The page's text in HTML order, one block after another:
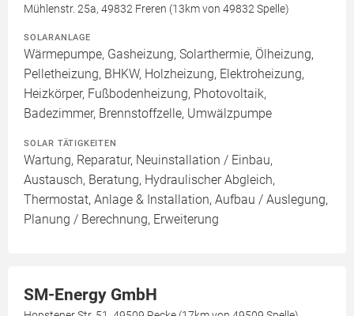
Mühlenstr. 25a, 49832 Freren (13km von 49832 Spelle)
SOLARANLAGE
Wärmepumpe, Gasheizung, Solarthermie, Ölheizung,
Pelletheizung, BHKW, Holzheizung, Elektroheizung,
Heizkörper, Fußbodenheizung, Photovoltaik,
Badezimmer, Brennstoffzelle, Umwälzpumpe
SOLAR TÄTIGKEITEN
Wartung, Reparatur, Neuinstallation / Einbau,
Austausch, Beratung, Hydraulischer Abgleich,
Thermostat, Anlage & Installation, Aufbau / Auslegung,
Planung / Berechnung, Erweiterung
SM-Energy GmbH